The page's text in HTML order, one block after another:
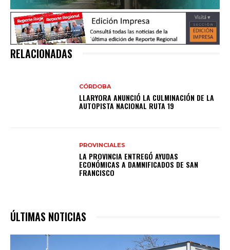
RELACIONADAS
CÓRDOBA
LLARYORA ANUNCIÓ LA CULMINACIÓN DE LA
AUTOPISTA NACIONAL RUTA 19
PROVINCIALES
LA PROVINCIA ENTREGÓ AYUDAS
ECONÓMICAS A DAMNIFICADOS DE SAN
FRANCISCO
ÚLTIMAS NOTICIAS